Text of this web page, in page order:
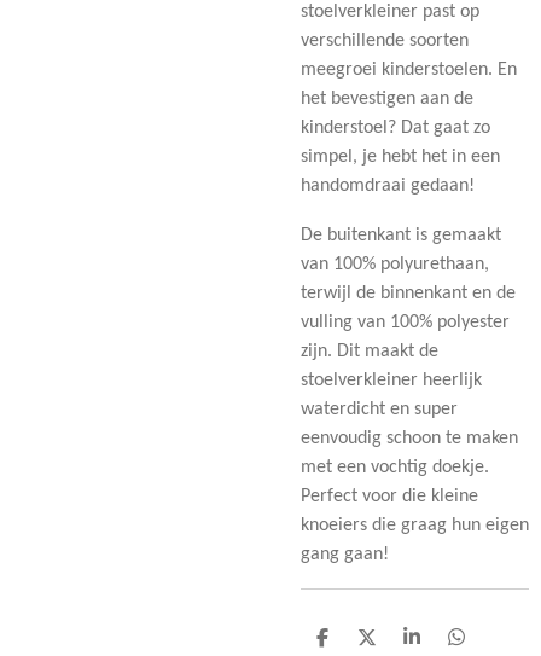
stoelverkleiner past op
verschillende soorten
meegroei kinderstoelen. En
het bevestigen aan de
kinderstoel? Dat gaat zo
simpel, je hebt het in een
handomdraai gedaan!
De buitenkant is gemaakt
van 100% polyurethaan,
terwijl de binnenkant en de
vulling van 100% polyester
zijn. Dit maakt de
stoelverkleiner heerlijk
waterdicht en super
eenvoudig schoon te maken
met een vochtig doekje.
Perfect voor die kleine
knoeiers die graag hun eigen
gang gaan!
D
D
S
D